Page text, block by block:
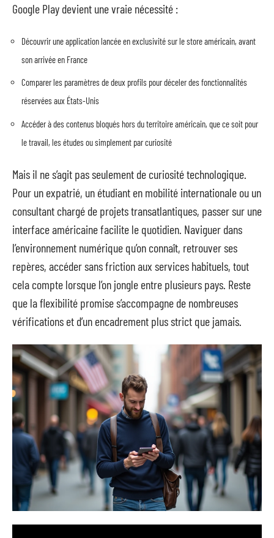
Google Play devient une vraie nécessité :
Découvrir une application lancée en exclusivité sur le store américain, avant
son arrivée en France
Comparer les paramètres de deux profils pour déceler des fonctionnalités
réservées aux États-Unis
Accéder à des contenus bloqués hors du territoire américain, que ce soit pour
le travail, les études ou simplement par curiosité
Mais il ne s’agit pas seulement de curiosité technologique.
Pour un expatrié, un étudiant en mobilité internationale ou un
consultant chargé de projets transatlantiques, passer sur une
interface américaine facilite le quotidien. Naviguer dans
l’environnement numérique qu’on connaît, retrouver ses
repères, accéder sans friction aux services habituels, tout
cela compte lorsque l’on jongle entre plusieurs pays. Reste
que la flexibilité promise s’accompagne de nombreuses
vérifications et d’un encadrement plus strict que jamais.